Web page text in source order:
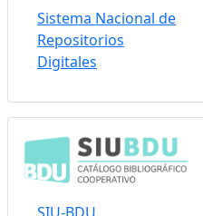
Sistema Nacional de
Repositorios